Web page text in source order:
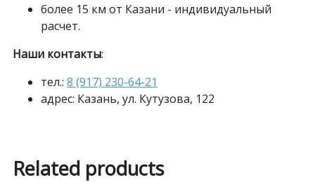
более 15 км от Казани - индивидуальный
расчет.
Наши контакты:
тел.: 8 (917) 230-64-21
адрес: Казань, ул. Кутузова, 122
Related products